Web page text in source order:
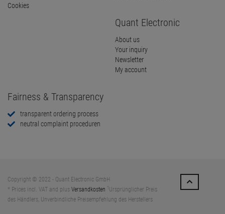
Cookies
Quant Electronic
About us
Your inquiry
Newsletter
My account
Fairness & Transparency
transparent ordering process
neutral complaint proceduren
Copyright © 2022 - Quant Electronic GmbH
* Prices incl. VAT and plus Versandkosten
Ursprünglicher Preis
des Händlers, Unverbindliche Preisempfehlung des Herstellers